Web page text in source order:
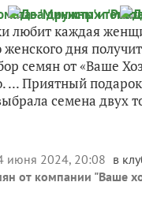
любит каждая
дня
семян от «Ваше
... Приятный
семена двух
июня 2024, 20:08 в
от компании "Ваше